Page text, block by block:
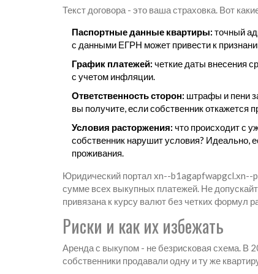
Текст договора - это ваша страховка. Вот
Паспортные данные квартиры: точный
с данными ЕГРН может привести к
График платежей: четкие даты внесения
с учетом инфляции.
Ответственность сторон: штрафы и пени
вы получите, если собственник откажется
Условия расторжения: что происходит с
собственник нарушит условия? Идеально,
проживания.
Юридический портал xn--b1agapfwapgcl.xn--
сумме всех выкупных платежей. Не
привязана к курсу валют без четких формул
Риски и как их избежать
Аренда с выкупом - не безрисковая схема. В
собственники продавали одну и ту же